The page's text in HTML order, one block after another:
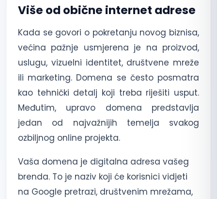
Više od obične internet adrese
Kada se govori o pokretanju novog biznisa,
većina pažnje usmjerena je na proizvod,
uslugu, vizuelni identitet, društvene mreže
ili marketing. Domena se često posmatra
kao tehnički detalj koji treba riješiti usput.
Međutim, upravo domena predstavlja
jedan od najvažnijih temelja svakog
ozbiljnog online projekta.
Vaša domena je digitalna adresa vašeg
brenda. To je naziv koji će korisnici vidjeti
na Google pretrazi, društvenim mrežama,